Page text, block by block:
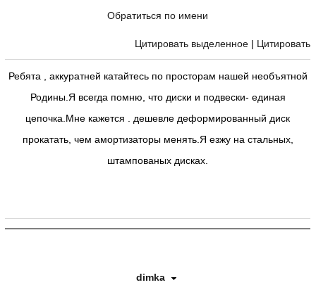
Обратиться по имени
Цитировать выделенное | Цитировать
Ребята , аккуратней катайтесь по просторам нашей необъятной
Родины.Я всегда помню, что диски и подвески- единая
цепочка.Мне кажется . дешевле деформированный диск
прокатать, чем амортизаторы менять.Я езжу на стальных,
штампованых дисках.
dimka